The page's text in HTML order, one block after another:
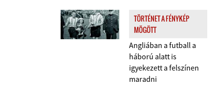
TÖRTÉNET A FÉNYKÉP
MÖGÖTT
Angliában a futball a
háború alatt is
igyekezett a felszínen
maradni